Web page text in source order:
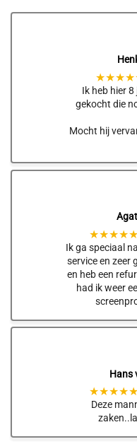
Ik heb hier
gekocht die
Mocht hij
★★★★★
Ik ga speciaal
service en zeer
en heb een
had ik weer
Hans
★★★★★
Deze